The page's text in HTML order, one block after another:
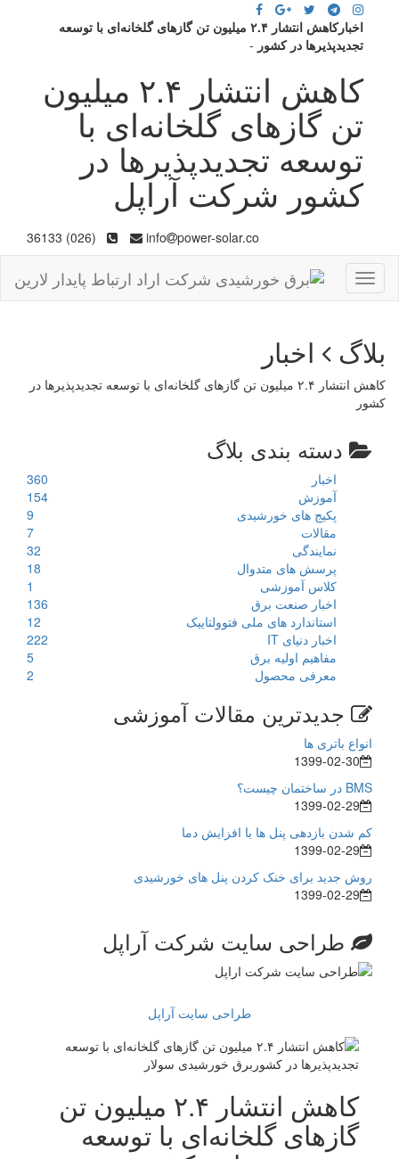
اخبارکاهش انتشار ۲.۴ میلیون تن گاز‌های گلخانه‌ای با توسعه
تجدیدپذیر‌ها در کشور -
کاهش انتشار ۲.۴ میلیون
تن گاز‌های گلخانه‌ای با
توسعه تجدیدپذیر‌ها در
کشور شرکت آراپل
info power-solar.co
(026) 36133
Toggle
navigation
بلاگ اخبار
کاهش انتشار ۲.۴ میلیون تن گاز‌های گلخانه‌ای با توسعه تجدیدپذیر‌ها در
کشور
دسته بندی بلاگ
اخبار
360
آموزش
154
پکیج های خورشیدی
9
مقالات
7
نمایندگی
32
پرسش های متدوال
18
کلاس آموزشی
1
اخبار صنعت برق
136
استاندارد های ملی فتوولتاییک
12
اخبار دنیای IT
222
مفاهیم اولیه برق
5
معرفی محصول
2
جدیدترین مقالات آموزشی
انواع باتری ها
1399-02-30
BMS در ساختمان چیست؟
1399-02-29
کم شدن بازدهی پنل ها با افزایش دما
1399-02-29
روش جدید برای خنک کردن پنل های خورشیدی
1399-02-29
طراحی سایت شرکت آراپل
طراحی سایت آراپل
کاهش انتشار ۲.۴ میلیون تن
گاز‌های گلخانه‌ای با توسعه